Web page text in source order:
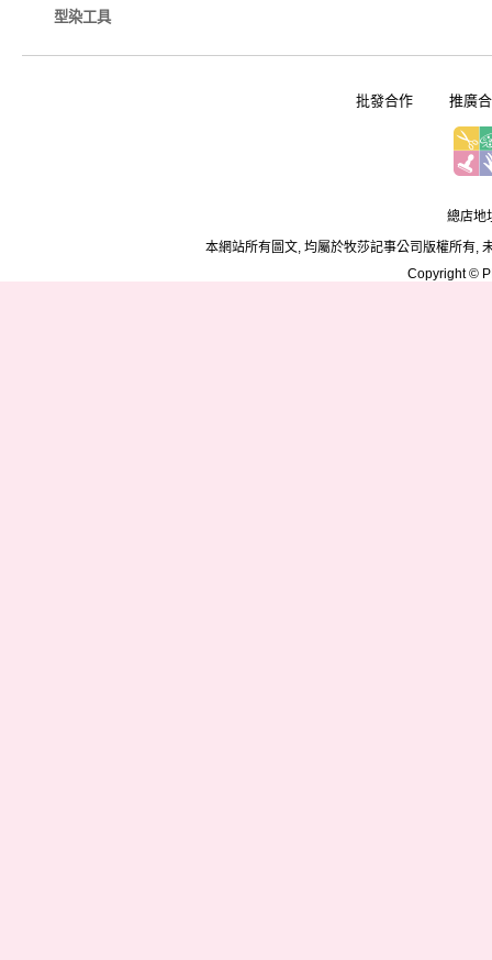
型染工具
批發合作 推廣
總店地
本網站所有圖文, 均屬於牧莎記事公司版權所有,
Copyright ©